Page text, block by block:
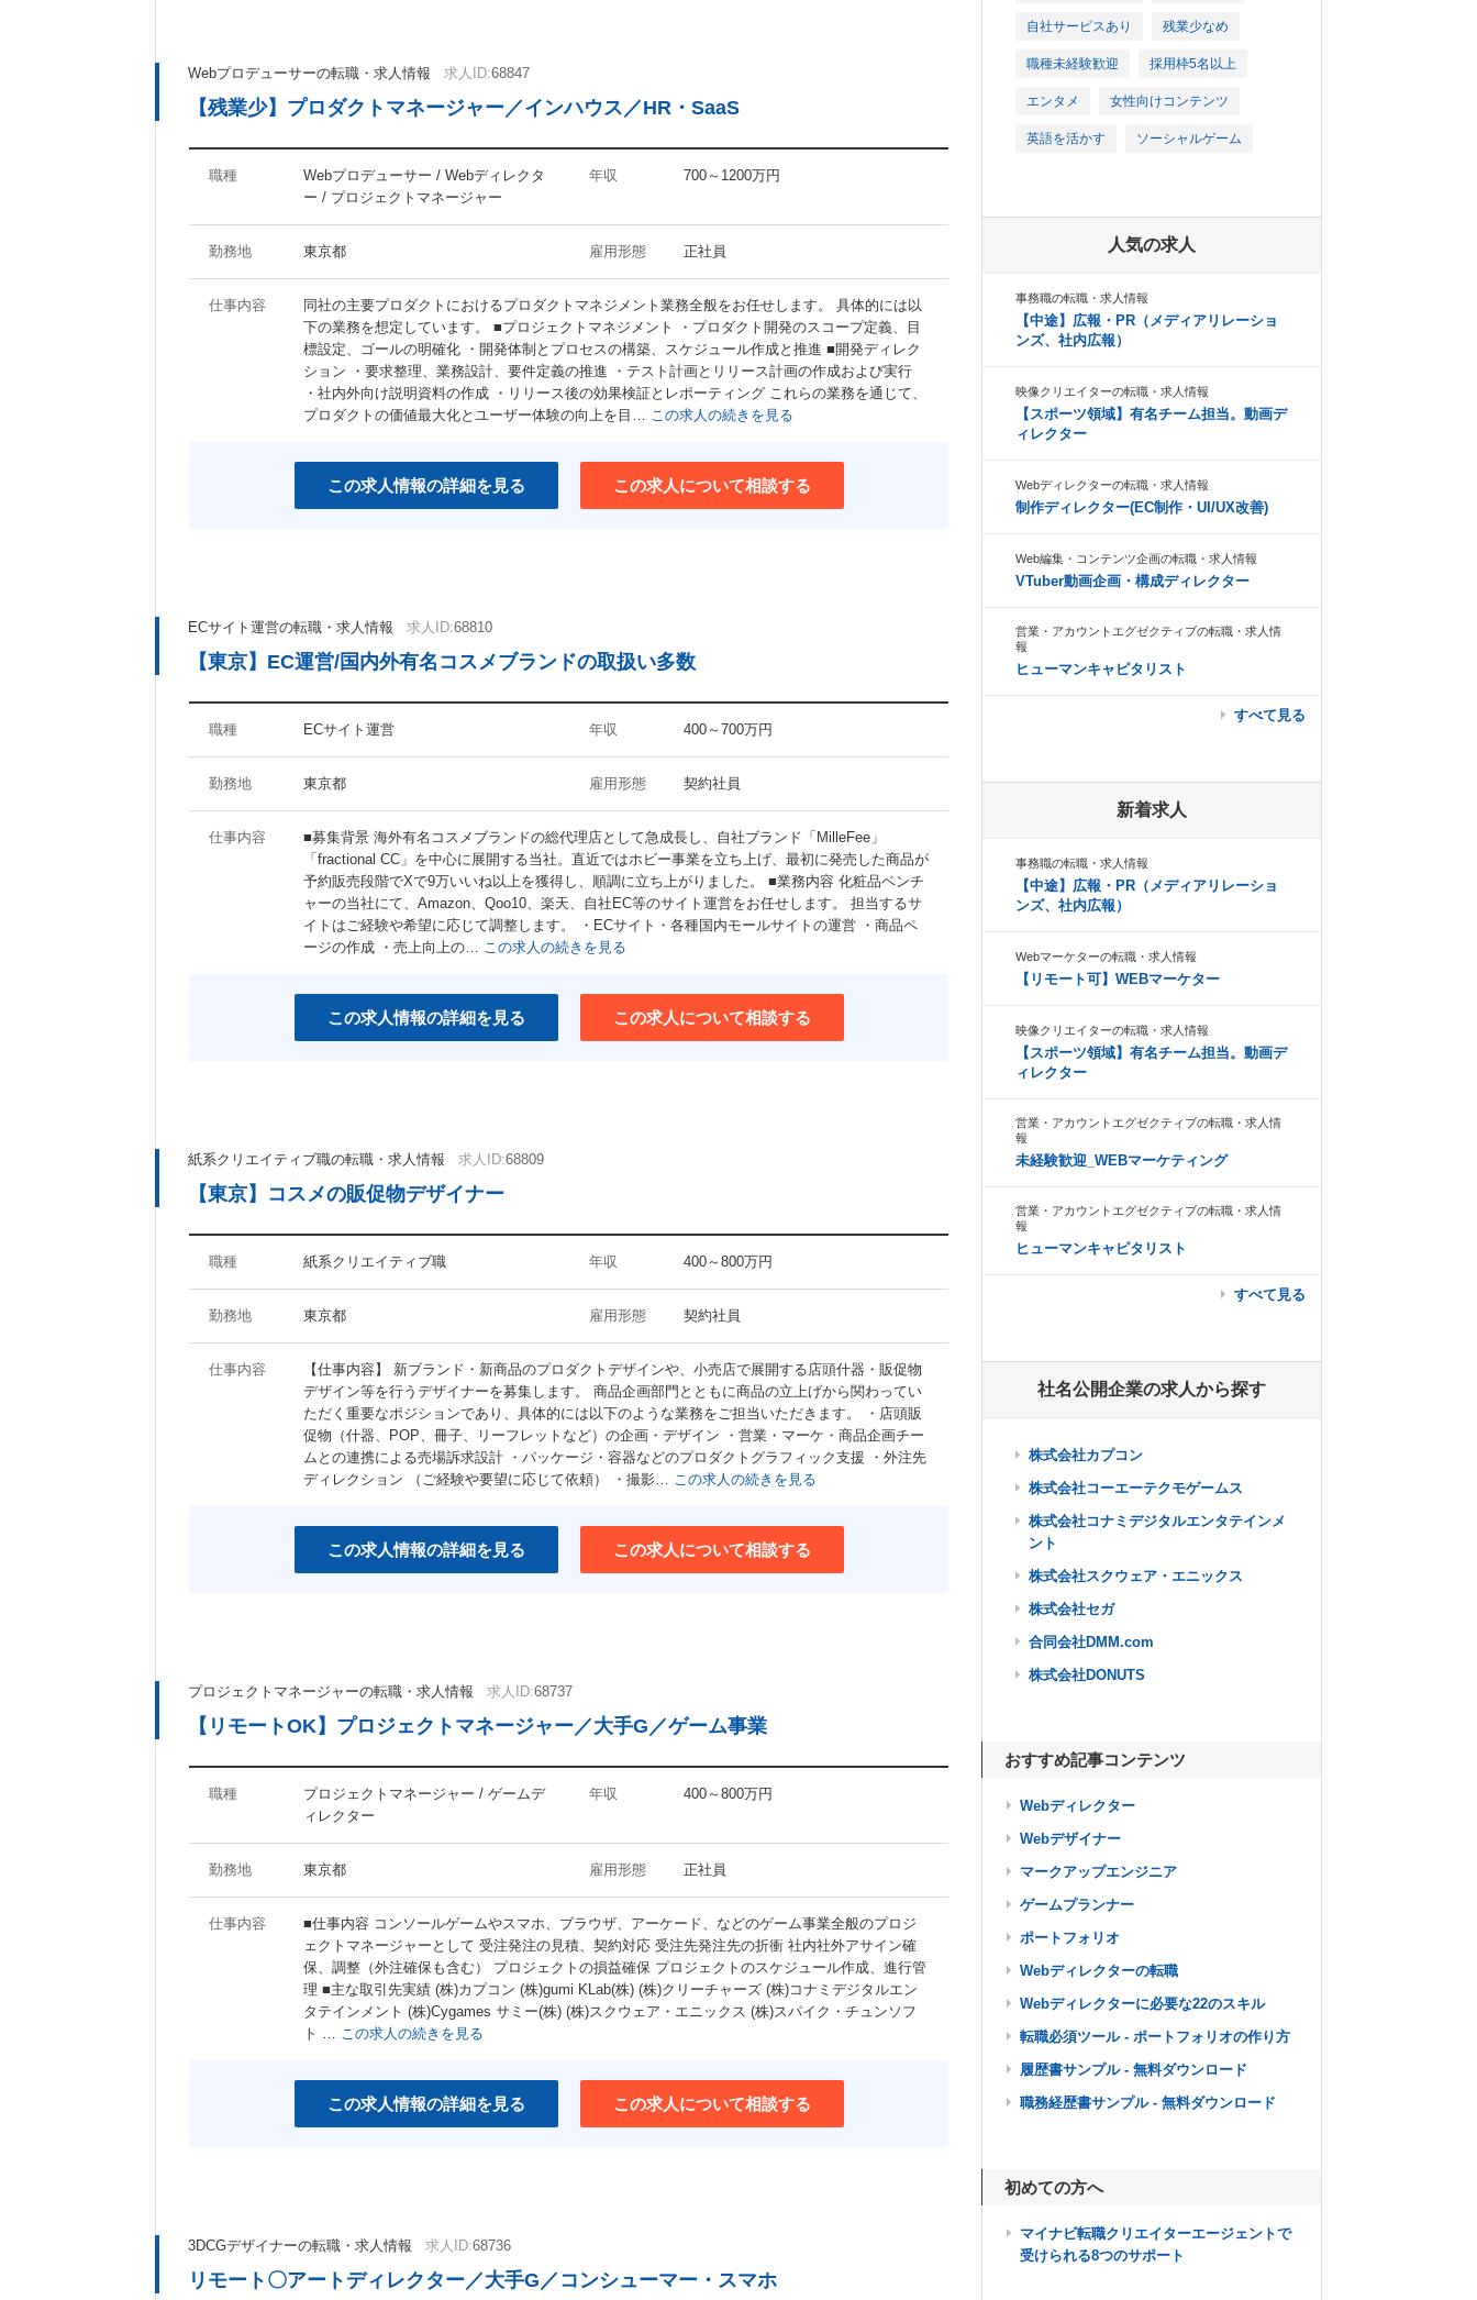
Webプロデューサーの転職・求人情報 求人ID:68847
【残業少】プロダクトマネージャー／インハウス／HR・SaaS
職種
Webプロデューサー / Webディレクタ
ー / プロジェクトマネージャー
年収 700～1200万円
勤務地 東京都 雇用形態 正社員
仕事内容
同社の主要プロダクトにおけるプロダクトマネジメント業務全般をお任せします。 具体的には以
下の業務を想定しています。 ■プロジェクトマネジメント ・プロダクト開発のスコープ定義、目
標設定、ゴールの明確化 ・開発体制とプロセスの構築、スケジュール作成と推進 ■開発ディレク
ション ・要求整理、業務設計、要件定義の推進 ・テスト計画とリリース計画の作成および実行
・社内外向け説明資料の作成 ・リリース後の効果検証とレポーティング これらの業務を通じて、
プロダクトの価値最大化とユーザー体験の向上を目… この求人の続きを見る
この求人情報の詳細を見る この求人について相談する
ECサイト運営の転職・求人情報 求人ID:68810
【東京】EC運営/国内外有名コスメブランドの取扱い多数
職種 ECサイト運営 年収 400～700万円
勤務地 東京都 雇用形態 契約社員
仕事内容
■募集背景 海外有名コスメブランドの総代理店として急成長し、自社ブランド「MilleFee」
「fractional CC」を中心に展開する当社。直近ではホビー事業を立ち上げ、最初に発売した商品が
予約販売段階でXで9万いいね以上を獲得し、順調に立ち上がりました。 ■業務内容 化粧品ベンチ
ャーの当社にて、Amazon、Qoo10、楽天、自社EC等のサイト運営をお任せします。 担当するサ
イトはご経験や希望に応じて調整します。 ・ECサイト・各種国内モールサイトの運営 ・商品ペ
ージの作成 ・売上向上の… この求人の続きを見る
この求人情報の詳細を見る この求人について相談する
紙系クリエイティブ職の転職・求人情報 求人ID:68809
【東京】コスメの販促物デザイナー
職種 紙系クリエイティブ職 年収 400～800万円
勤務地 東京都 雇用形態 契約社員
仕事内容
【仕事内容】 新ブランド・新商品のプロダクトデザインや、小売店で展開する店頭什器・販促物
デザイン等を行うデザイナーを募集します。 商品企画部門とともに商品の立上げから関わってい
ただく重要なポジションであり、具体的には以下のような業務をご担当いただきます。 ・店頭販
促物（什器、POP、冊子、リーフレットなど）の企画・デザイン ・営業・マーケ・商品企画チー
ムとの連携による売場訴求設計 ・パッケージ・容器などのプロダクトグラフィック支援 ・外注先
ディレクション （ご経験や要望に応じて依頼） ・撮影… この求人の続きを見る
この求人情報の詳細を見る この求人について相談する
プロジェクトマネージャーの転職・求人情報 求人ID:68737
【リモートOK】プロジェクトマネージャー／大手G／ゲーム事業
職種
プロジェクトマネージャー / ゲームデ
ィレクター
年収 400～800万円
勤務地 東京都 雇用形態 正社員
仕事内容
■仕事内容 コンソールゲームやスマホ、ブラウザ、アーケード、などのゲーム事業全般のプロジ
ェクトマネージャーとして 受注発注の見積、契約対応 受注先発注先の折衝 社内社外アサイン確
保、調整（外注確保も含む） プロジェクトの損益確保 プロジェクトのスケジュール作成、進行管
理 ■主な取引先実績 (株)カプコン (株)gumi KLab(株) (株)クリーチャーズ (株)コナミデジタルエン
タテインメント (株)Cygames サミー(株) (株)スクウェア・エニックス (株)スパイク・チュンソフ
ト … この求人の続きを見る
この求人情報の詳細を見る この求人について相談する
3DCGデザイナーの転職・求人情報 求人ID:68736
リモート〇アートディレクター／大手G／コンシューマー・スマホ
自社サービスあり 残業少なめ
職種未経験歓迎 採用枠5名以上
エンタメ 女性向けコンテンツ
英語を活かす ソーシャルゲーム
人気の求人
事務職の転職・求人情報
【中途】広報・PR（メディアリレーショ
ンズ、社内広報）
映像クリエイターの転職・求人情報
【スポーツ領域】有名チーム担当。動画デ
ィレクター
Webディレクターの転職・求人情報
制作ディレクター(EC制作・UI/UX改善)
Web編集・コンテンツ企画の転職・求人情報
VTuber動画企画・構成ディレクター
営業・アカウントエグゼクティブの転職・求人情
報
ヒューマンキャピタリスト
すべて見る
新着求人
事務職の転職・求人情報
【中途】広報・PR（メディアリレーショ
ンズ、社内広報）
Webマーケターの転職・求人情報
【リモート可】WEBマーケター
映像クリエイターの転職・求人情報
【スポーツ領域】有名チーム担当。動画デ
ィレクター
営業・アカウントエグゼクティブの転職・求人情
報
未経験歓迎_WEBマーケティング
営業・アカウントエグゼクティブの転職・求人情
報
ヒューマンキャピタリスト
すべて見る
社名公開企業の求人から探す
株式会社カプコン
株式会社コーエーテクモゲームス
株式会社コナミデジタルエンタテインメ
ント
株式会社スクウェア・エニックス
株式会社セガ
合同会社DMM.com
株式会社DONUTS
おすすめ記事コンテンツ
Webディレクター
Webデザイナー
マークアップエンジニア
ゲームプランナー
ポートフォリオ
Webディレクターの転職
Webディレクターに必要な22のスキル
転職必須ツール - ポートフォリオの作り方
履歴書サンプル - 無料ダウンロード
職務経歴書サンプル - 無料ダウンロード
初めての方へ
マイナビ転職クリエイターエージェントで
受けられる8つのサポート